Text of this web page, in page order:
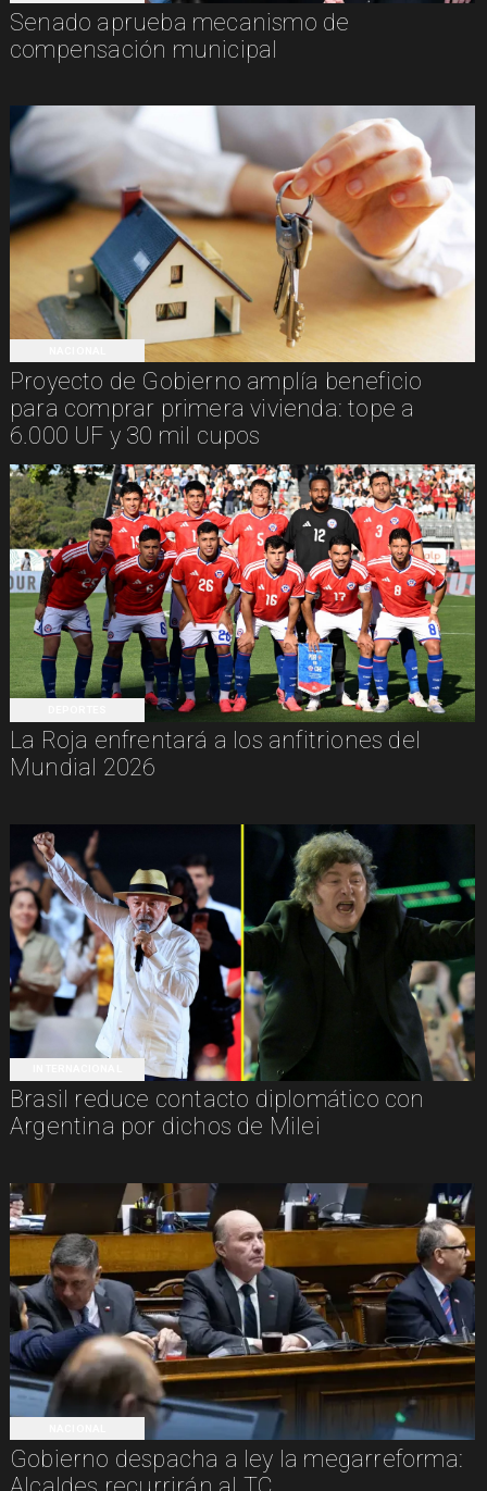
Senado aprueba mecanismo de
compensación municipal
Proyecto de Gobierno amplía beneficio
para comprar primera vivienda: tope a
6.000 UF y 30 mil cupos
La Roja enfrentará a los anfitriones del
Mundial 2026
Brasil reduce contacto diplomático con
Argentina por dichos de Milei
Gobierno despacha a ley la megarreforma: